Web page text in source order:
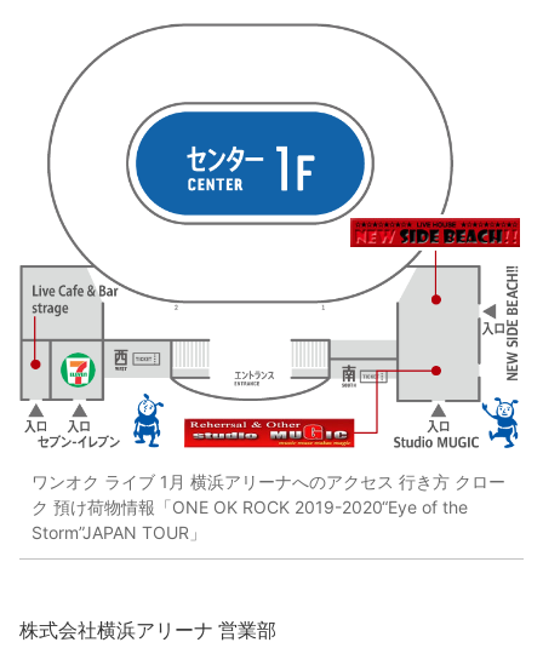
ワンオク ライブ 1月 横浜アリーナへのアクセス 行き方 クロー
ク 預け荷物情報「ONE OK ROCK 2019-2020“Eye of the
Storm”JAPAN TOUR」
株式会社横浜アリーナ 営業部